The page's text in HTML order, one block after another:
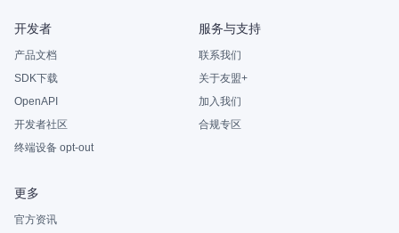
开发者
产品文档
SDK下载
OpenAPI
开发者社区
终端设备 opt-out
服务与支持
联系我们
关于友盟+
加入我们
合规专区
更多
官方资讯